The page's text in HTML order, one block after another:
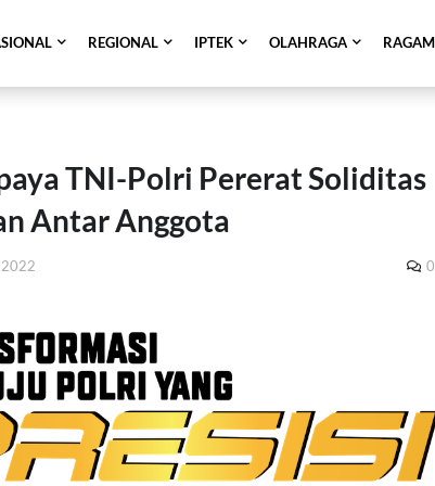
REGIONAL IPTEK OLAHRAGA RAGAM
TNI-Polri Pererat Soliditas
Antar Anggota
2022 0